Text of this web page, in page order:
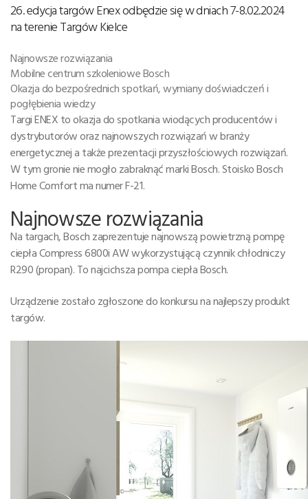
26. edycja targów Enex odbędzie się w dniach 7-8.02.2024
na terenie Targów Kielce
Najnowsze rozwiązania
Mobilne centrum szkoleniowe Bosch
Okazja do bezpośrednich spotkań, wymiany doświadczeń i
pogłębienia wiedzy
Targi ENEX to okazja do spotkania wiodących producentów i
dystrybutorów oraz najnowszych rozwiązań w branży
energetycznej a także prezentacji przyszłościowych rozwiązań.
W tym gronie nie mogło zabraknąć marki Bosch. Stoisko Bosch
Home Comfort ma numer F-21.
Najnowsze rozwiązania
Na targach, Bosch zaprezentuje najnowszą powietrzną pompę
ciepła Compress 6800i AW wykorzystującą czynnik chłodniczy
R290 (propan). To najcichsza pompa ciepła Bosch.
Urządzenie zostało zgłoszone do konkursu na najlepszy produkt
targów.